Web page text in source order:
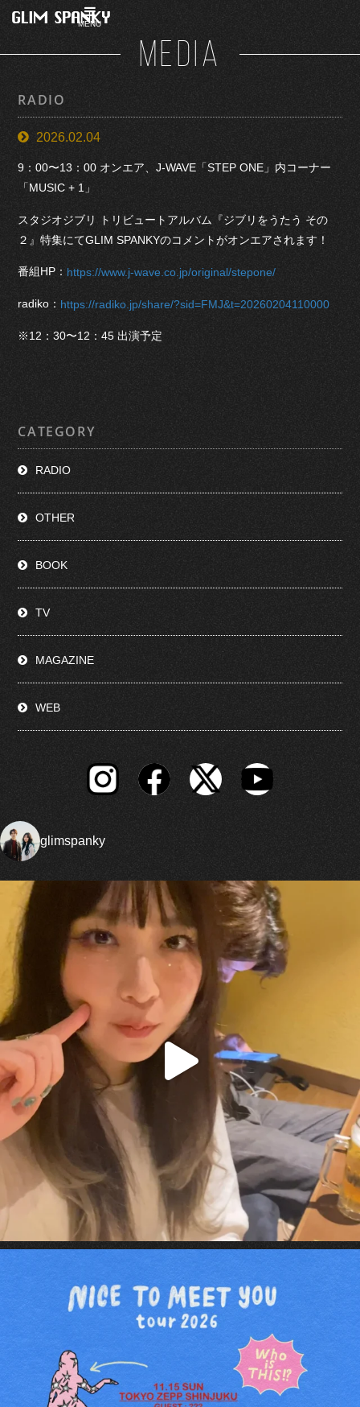
MENU
MEDIA
RADIO
2026.02.04
9：00〜13：00 オンエア、J-WAVE「STEP ONE」内コーナー
「MUSIC + 1」
スタジオジブリ トリビュートアルバム『ジブリをうたう その
２』特集にてGLIM SPANKYのコメントがオンエアされます！
番組HP： https://www.j-wave.co.jp/original/stepone/
radiko： https://radiko.jp/share/?sid=FMJ&t=20260204110000
※12：30〜12：45 出演予定
CATEGORY
RADIO
OTHER
BOOK
TV
MAGAZINE
WEB
glimspanky